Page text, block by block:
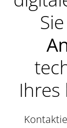
Ihres